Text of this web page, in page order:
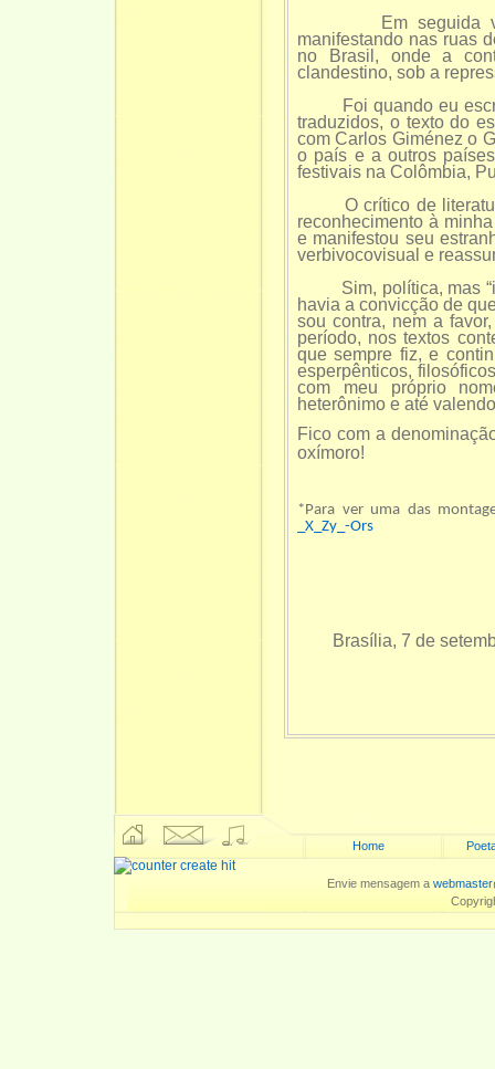
Em seguida veio
manifestando nas ruas
no Brasil, onde a
clandestino, sob a
Foi quando eu
traduzidos, o texto do
com Carlos Giménez o
o país e a outros
festivais na Colômbia,
O crítico de literatura
reconhecimento à
e manifestou seu
verbivocovisual e
Sim, política, mas
havia a convicção de
sou contra, nem a
período, nos textos
que sempre fiz, e
esperpênticos,
com meu próprio
heterônimo e até
Fico com a
oxímoro!
*Para ver uma das
_X_Zy_-Ors
Brasília, 7 de
Home
Envie mensagem a